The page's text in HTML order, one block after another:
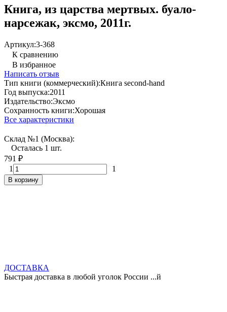
Книга, из царства мертвых. буало-
нарсежак, эксмо, 2011г.
Артикул:3-368
К сравнению
В избранное
Написать отзыв
Тип книги (коммерческий):Книга second-hand
Год выпуска:2011
Издательство:Эксмо
Сохранность книги:Хорошая
Все характеристики
Склад №1 (Москва):
Осталась 1 шт.
791 ₽
1
1
В корзину
ДОСТАВКА
Быстрая доставка в любой уголок России ...й